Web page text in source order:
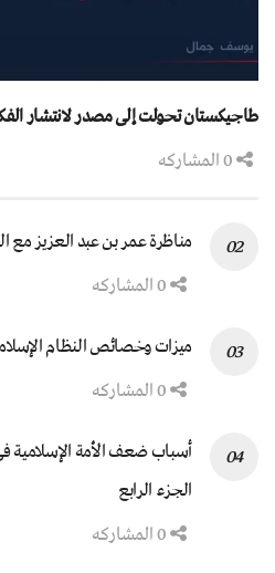
طاجيكستان تحولت إلى مصدر لانتشار
مناظرة عمر بن عبد العزيز مع
ميزات وخصائص النظام
أسباب ضعف الأمة الإسلامية
الجزء الرابع